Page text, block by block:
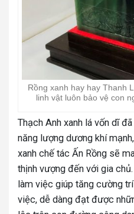
Rồng xanh hay hay Thanh
linh vật luôn bảo vệ con
Thạch Anh xanh lá vốn dĩ
năng lượng dương khí
xanh chế tác Ấn Rồng sẽ
thịnh vượng đến với gia
làm việc giúp tăng cường
việc, dễ dàng đạt được